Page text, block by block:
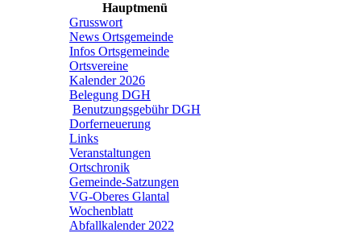
Hauptmenü
Grusswort
News Ortsgemeinde
Infos Ortsgemeinde
Ortsvereine
Kalender 2026
Belegung DGH
Benutzungsgebühr DGH
Dorferneuerung
Links
Veranstaltungen
Ortschronik
Gemeinde-Satzungen
VG-Oberes Glantal
Wochenblatt
Abfallkalender 2022